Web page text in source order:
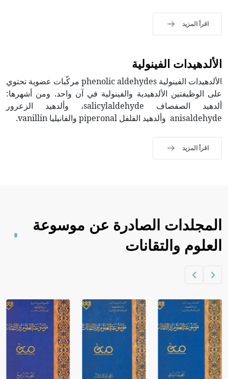
اقرأ المزيد
الألدهيدات الفينولية
الألدهيدات الفينولية phenolic aldehydes مركّبات عضوية تحتوي
على الوظيفتين الألدهيدية والفينولية في آن واحد. ومن أشهرها:
ألدهيد الصفصاف salicylaldehyde، وألدهيد الزعرور
anisaldehyde وألدهيد الفلفل piperonal والفانيليا vanillin.
اقرأ المزيد
المجلدات الصادرة عن موسوعة
العلوم والتقانات